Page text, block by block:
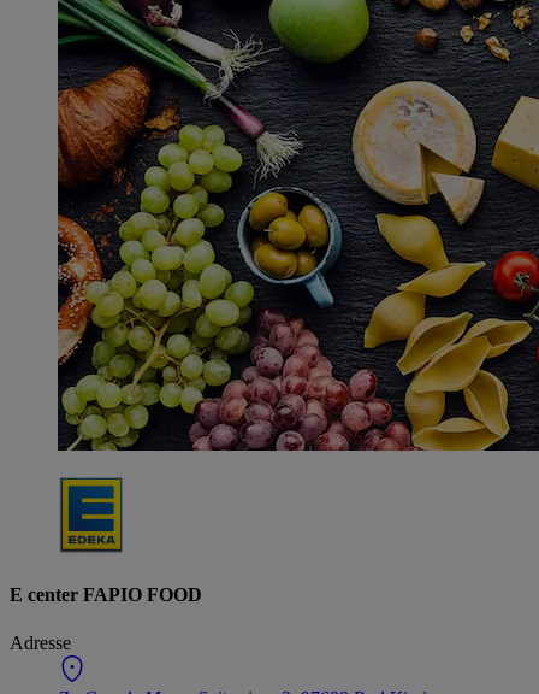
E center FAPIO FOOD
Adresse